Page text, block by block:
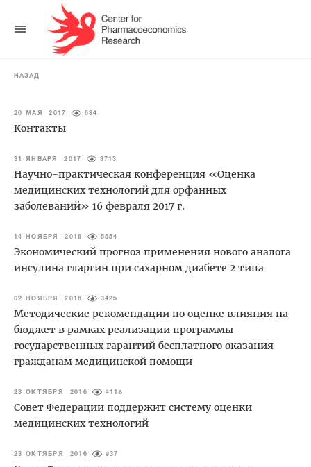
НАЗАД
20 МАЯ 2017 634
Контакты
31 ЯНВАРЯ 2017 3713
Научно-практическая конференция «Оценка
медицинских технологий для орфанных
заболеваний» 16 февраля 2017 г.
14 НОЯБРЯ 2016 5554
Экономический прогноз применения нового аналога
инсулина гларгин при сахарном диабете 2 типа
02 НОЯБРЯ 2016 3425
Методические рекомендации по оценке влияния на
бюджет в рамках реализации программы
государственных гарантий бесплатного оказания
гражданам медицинской помощи
23 ОКТЯБРЯ 2016 4118
Совет Федерации поддержит систему оценки
медицинских технологий
23 ОКТЯБРЯ 2016 937